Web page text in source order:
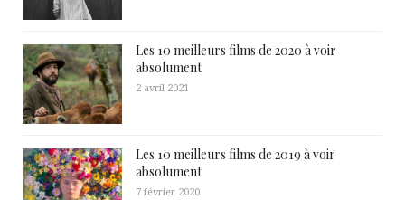
Les 10 meilleurs films de 2020 à voir
absolument
2 avril 2021
Les 10 meilleurs films de 2019 à voir
absolument
7 février 2020